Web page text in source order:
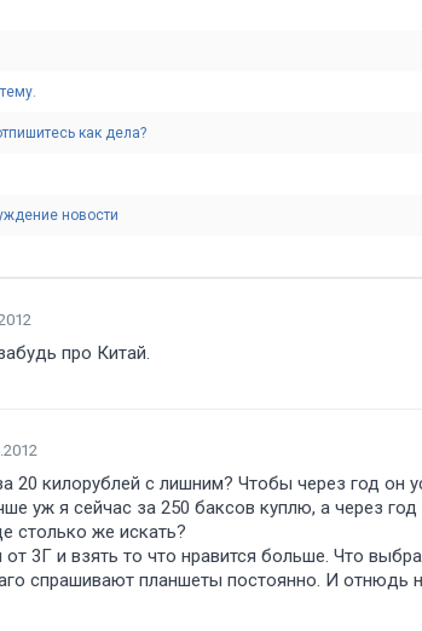
как дела
новости
про Китай.
20 килорублей с лишним? Чтобы через год он
уж я сейчас за 250 баксов куплю, а через
столько же искать
3Г и взять то что нравится больше. Что
спрашивают планшеты постоянно. И отнюдь